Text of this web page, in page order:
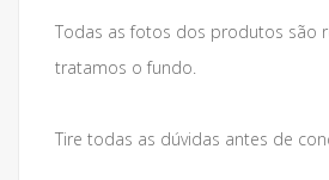
Todas as fotos dos produtos são
tratamos o fundo.
Tire todas as dúvidas antes de